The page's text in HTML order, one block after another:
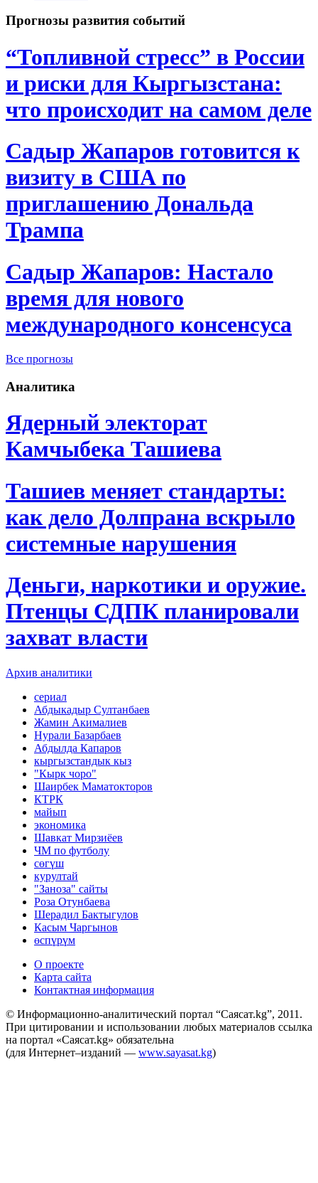
Прогнозы развития событий
“Топливной стресс” в России
и риски для Кыргызстана:
что происходит на самом деле
Садыр Жапаров готовится к
визиту в США по
приглашению Дональда
Трампа
Садыр Жапаров: Настало
время для нового
международного консенсуса
Все прогнозы
Аналитика
Ядерный электорат
Камчыбека Ташиева
Ташиев меняет стандарты:
как дело Долпрана вскрыло
системные нарушения
Деньги, наркотики и оружие.
Птенцы СДПК планировали
захват власти
Архив аналитики
сериал
Абдыкадыр Султанбаев
Жамин Акималиев
Нурали Базарбаев
Абдылда Капаров
кыргызстандык кыз
"Кырк чоро"
Шаирбек Маматокторов
КТРК
майып
экономика
Шавкат Мирзиёев
ЧМ по футболу
сөгүш
курултай
"Заноза" сайты
Роза Отунбаева
Шерадил Бактыгулов
Касым Чаргынов
өспүрүм
О проекте
Карта сайта
Контактная информация
© Информационно-аналитический портал “Саясат.kg”, 2011.
При цитировании и использовании любых материалов ссылка
на портал «Саясат.kg» обязательна
(для Интернет–изданий — www.sayasat.kg)